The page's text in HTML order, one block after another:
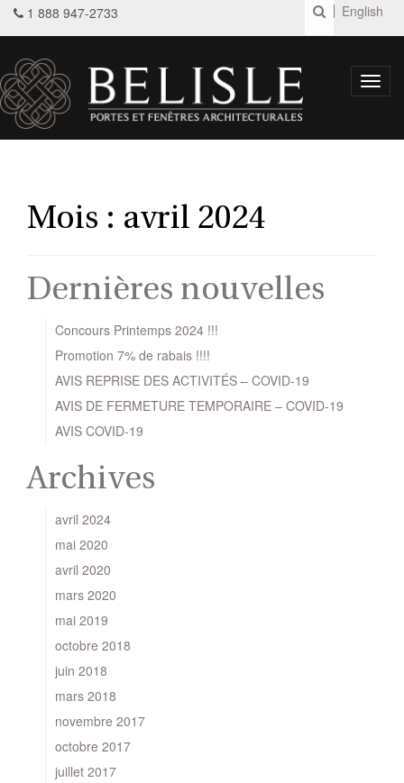
1 888 947-2733 English
Mois : avril 2024
Dernières nouvelles
Concours Printemps 2024 !!!
Promotion 7% de rabais !!!!
AVIS REPRISE DES ACTIVITÉS – COVID-19
AVIS DE FERMETURE TEMPORAIRE – COVID-19
AVIS COVID-19
Archives
avril 2024
mai 2020
avril 2020
mars 2020
mai 2019
octobre 2018
juin 2018
mars 2018
novembre 2017
octobre 2017
juillet 2017